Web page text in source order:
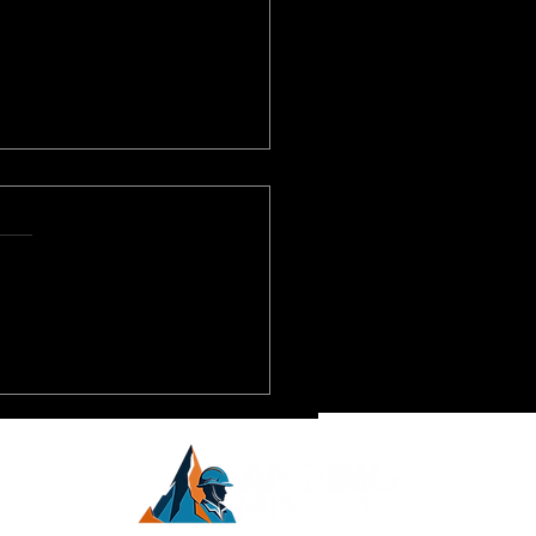
y controles